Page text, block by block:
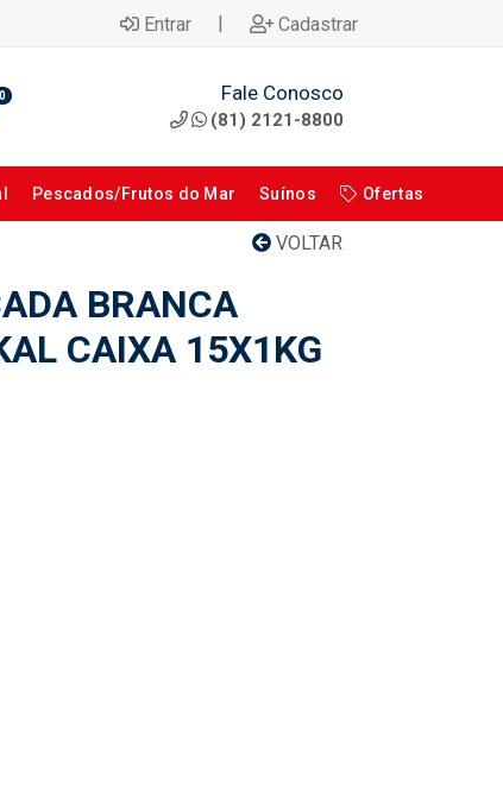
Entrar | Cadastrar
0 Fale Conosco
(81) 2121-8800
Pescados/Frutos do Mar Suínos Ofertas
VOLTAR
BRANCA
CAIXA 15X1KG